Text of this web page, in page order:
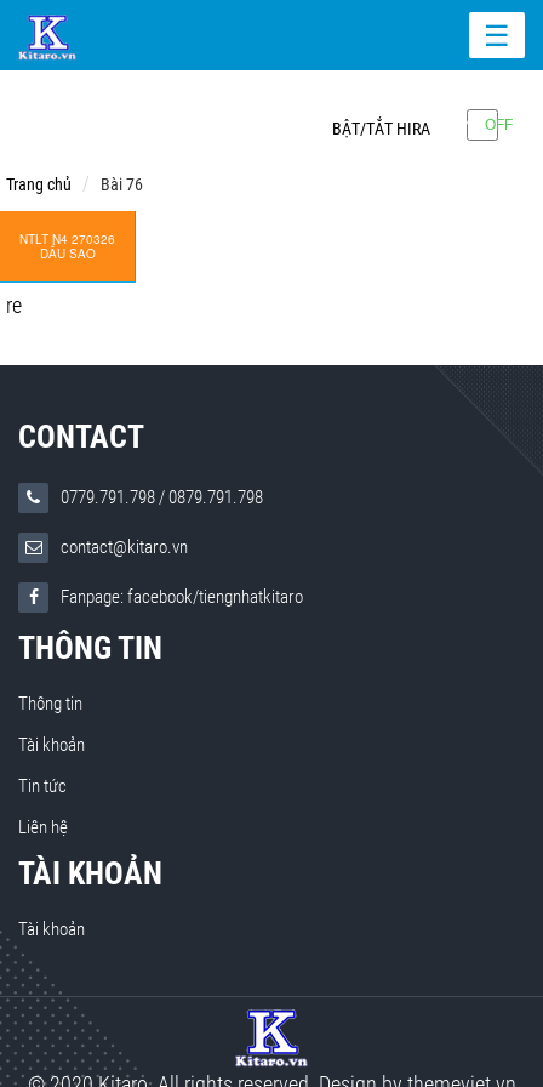
☰
BẬT/TẮT HIRA
Trang chủ Bài 76
NTLT N4 270326
DẤU SAO
re
CONTACT
0779.791.798/0879.791.798
contact@kitaro.vn
Fanpage: facebook/tiengnhatkitaro
THÔNG TIN
Thông tin
Tài khoản
Tin tức
Liên hệ
TÀI KHOẢN
Tài khoản